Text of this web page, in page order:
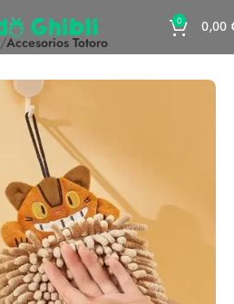
0 0,00
Accesorios Totoro